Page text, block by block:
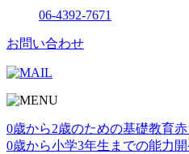
06-4392-7671
お問い合わせ
0歳から2歳のための基礎教育
0歳から小学3年生までの能力開